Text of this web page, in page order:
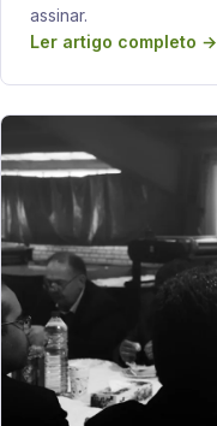
assinar.
Ler artigo completo →